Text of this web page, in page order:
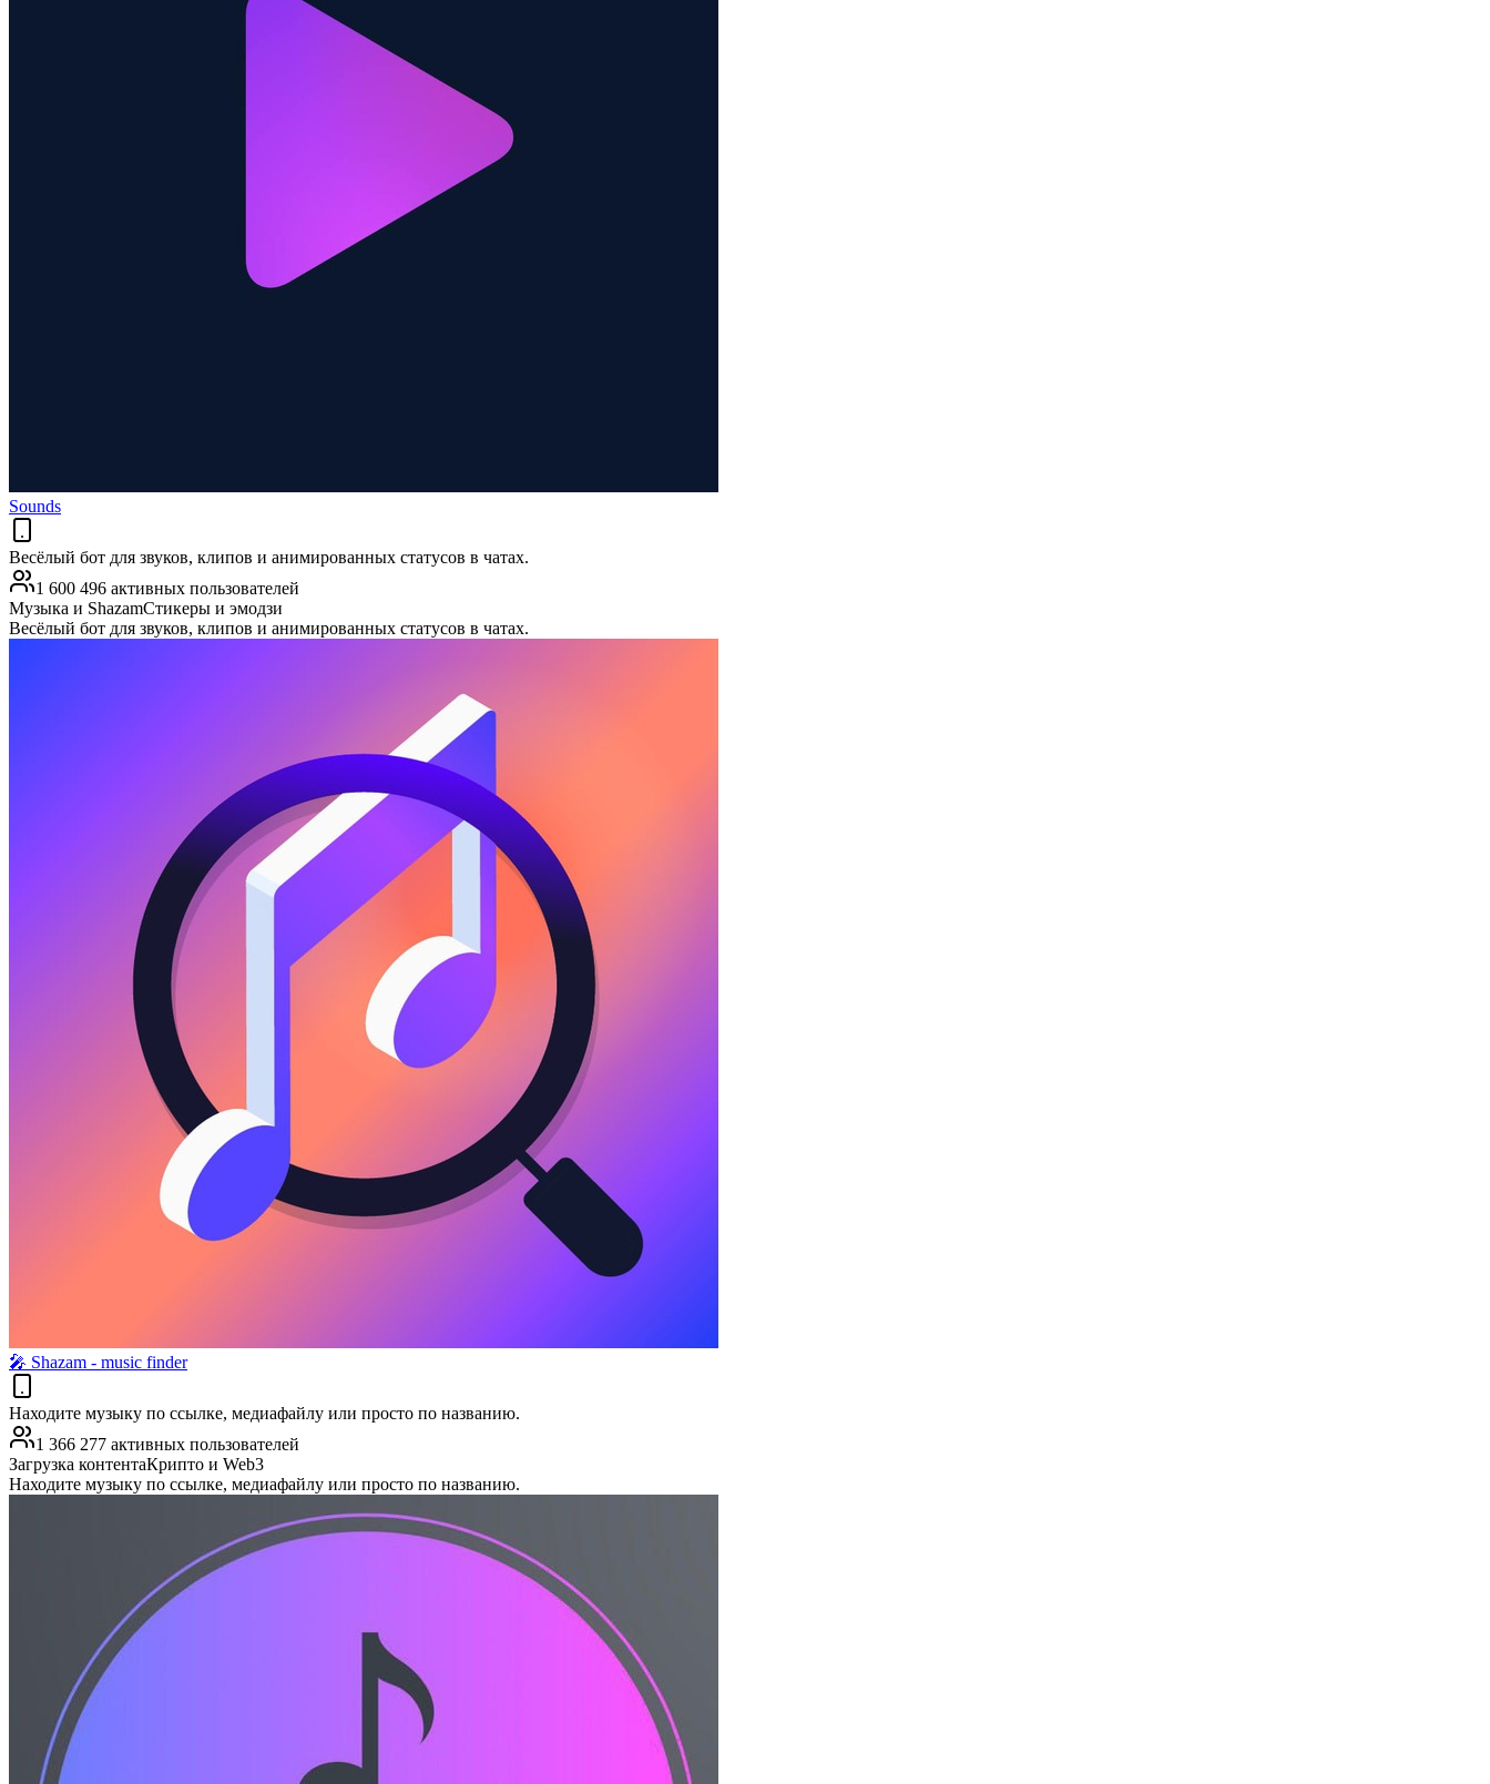
Sounds
Весёлый бот для звуков, клипов и анимированных статусов в чатах.
1 600 496 активных пользователей
Музыка и ShazamСтикеры и эмодзи
Весёлый бот для звуков, клипов и анимированных статусов в чатах.
🎤︎ Shazam - music finder
Находите музыку по ссылке, медиафайлу или просто по названию.
1 366 277 активных пользователей
Загрузка контентаКрипто и Web3
Находите музыку по ссылке, медиафайлу или просто по названию.